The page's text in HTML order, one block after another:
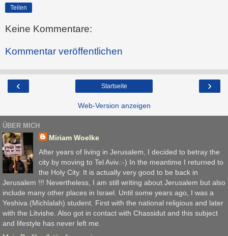
Teilen
Keine Kommentare:
Kommentar veröffentlichen
‹ ›
Startseite
Web-Version anzeigen
ÜBER MICH
Miriam Woelke
After years of living in Jerusalem, I decided to betray the
city by moving to Tel Aviv.:-) In the meantime I returned to
the Holy City. It is actually very good to be back in
Jerusalem !!! Nevertheless, I am still writing about Jerusalem but also
include many other places in Israel. Until some years ago, I was a
Yeshiva (Michlalah) student. First with the national religious and later
with the Litvishe. Also got in contact with Chassidut and this subject
and lifestyle has never left me.